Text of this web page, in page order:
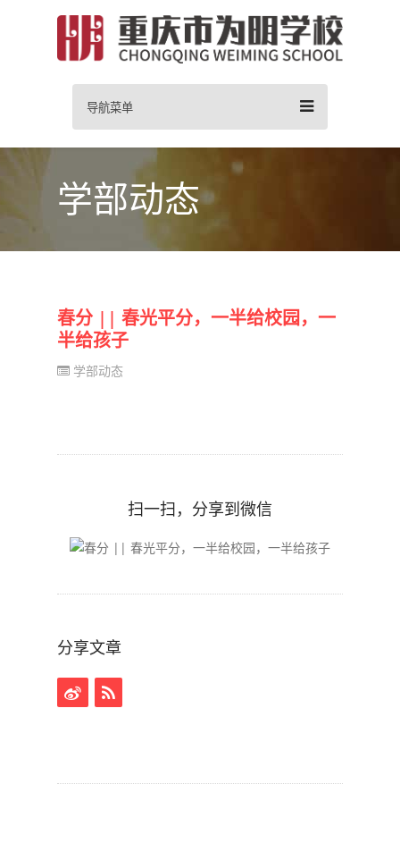
导航菜单
学部动态
春分 || 春光平分，一半给校园，一
半给孩子
学部动态
扫一扫，分享到微信
分享文章